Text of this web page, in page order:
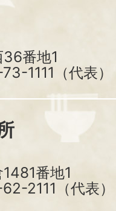
番地1
1111（代表）
番地1
2111（代表）